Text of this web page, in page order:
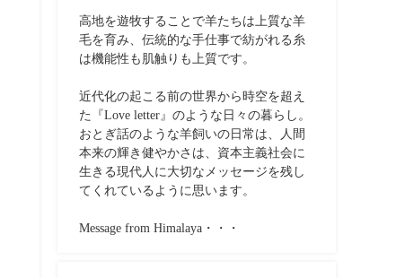
高地を遊牧することで羊たちは上質な羊
毛を育み、伝統的な手仕事で紡がれる糸
は機能性も肌触りも上質です。
近代化の起こる前の世界から時空を超え
た『Love letter』のような日々の暮らし。
おとぎ話のような羊飼いの日常は、人間
本来の輝き健やかさは、資本主義社会に
生きる現代人に大切なメッセージを残し
てくれているように思います。
Message from Himalaya・・・